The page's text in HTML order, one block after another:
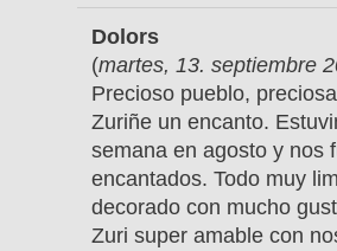
Dolors
(martes, 13. septiembre
Precioso pueblo,
Zuriñe un encanto.
semana en agosto y nos
encantados. Todo muy
decorado con mucho
Zuri super amable con